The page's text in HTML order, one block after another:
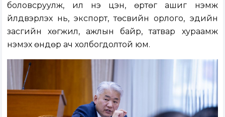
боловсруулж, илүү үнэ цэн, өртөг ашиг нэмж
үйлдвэрлэх нь, экспорт, төсвийн орлого, эдийн
засгийн хөгжил, ажлын байр, татвар хураамж
нэмэх өндөр ач холбогдолтой юм.